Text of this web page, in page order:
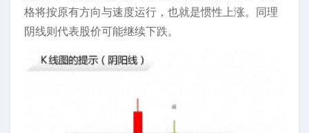
格将按原有方向与速度运行，也就是惯性上涨。同理
阴线则代表股价可能继续下跌。